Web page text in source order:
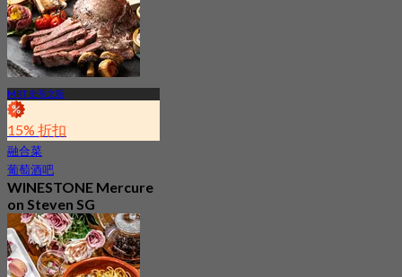
MRT 史蒂文斯
15% 折扣
融合菜
葡萄酒吧
WINESTONE Mercure
on Steven SG
最新
4.2
起S$ 32